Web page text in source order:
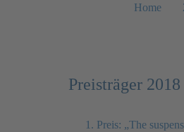
Home
Preisträger 2018
1. Preis: „The